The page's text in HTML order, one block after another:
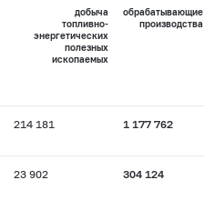
обрабатывающие
производства
добыча
топливно-
энергетических
полезных
ископаемых
214 181 1 177 762
23 902 304 124